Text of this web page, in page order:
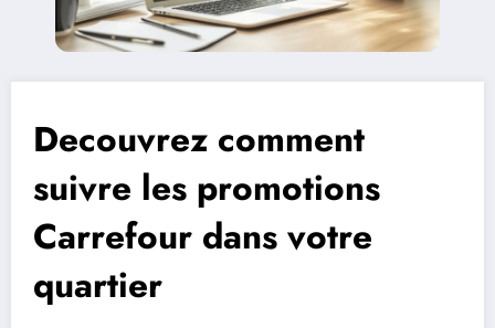
Decouvrez comment
suivre les promotions
Carrefour dans votre
quartier